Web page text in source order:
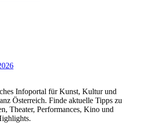
Infoportal für Kunst, Kultur und
Österreich. Finde aktuelle Tipps zu
Theater, Performances, Kino und